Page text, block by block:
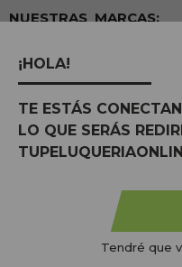
MARCAS:
¡HOLA!
TE ESTÁS
LO QUE SERÁS
Tendré que